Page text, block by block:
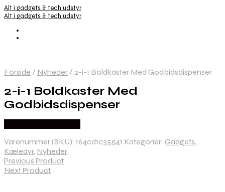
Alt i gadgets & tech udstyr
Alt i gadgets & tech udstyr
Forside / Nyheder / 2-i-1 Boldkaster Med Godbidsdispenser
2-i-1 Boldkaster Med
Godbidsdispenser
Varenummer (SKU): 164cd1c35541 Kategorier: Gadgets,
Kæledyr, Nyheder
Previous Product
Next Product